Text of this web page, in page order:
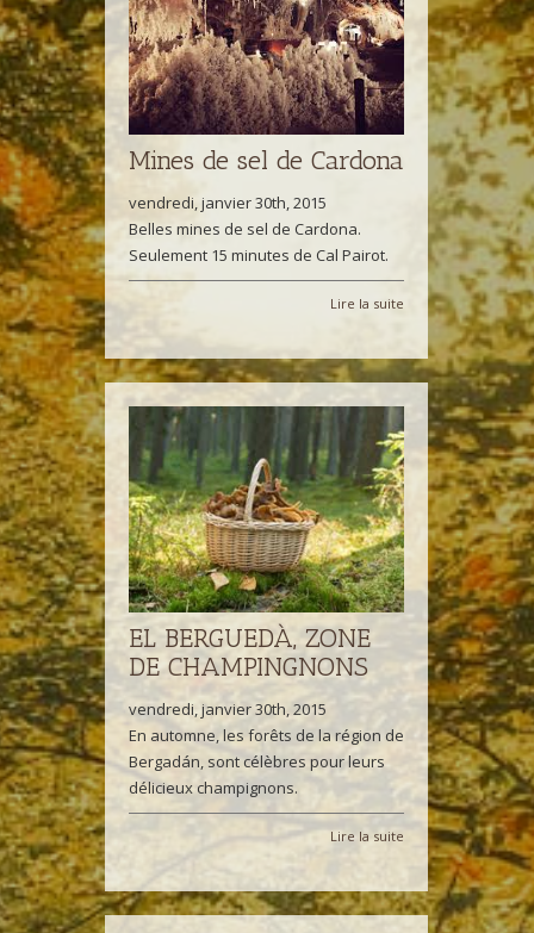
Mines de sel de Cardona
vendredi, janvier 30th, 2015
Belles mines de sel de Cardona.
Seulement 15 minutes de Cal Pairot.
Lire la suite
EL BERGUEDÀ, ZONE
DE CHAMPINGNONS
vendredi, janvier 30th, 2015
En automne, les forêts de la région de
Bergadán, sont célèbres pour leurs
délicieux champignons.
Lire la suite